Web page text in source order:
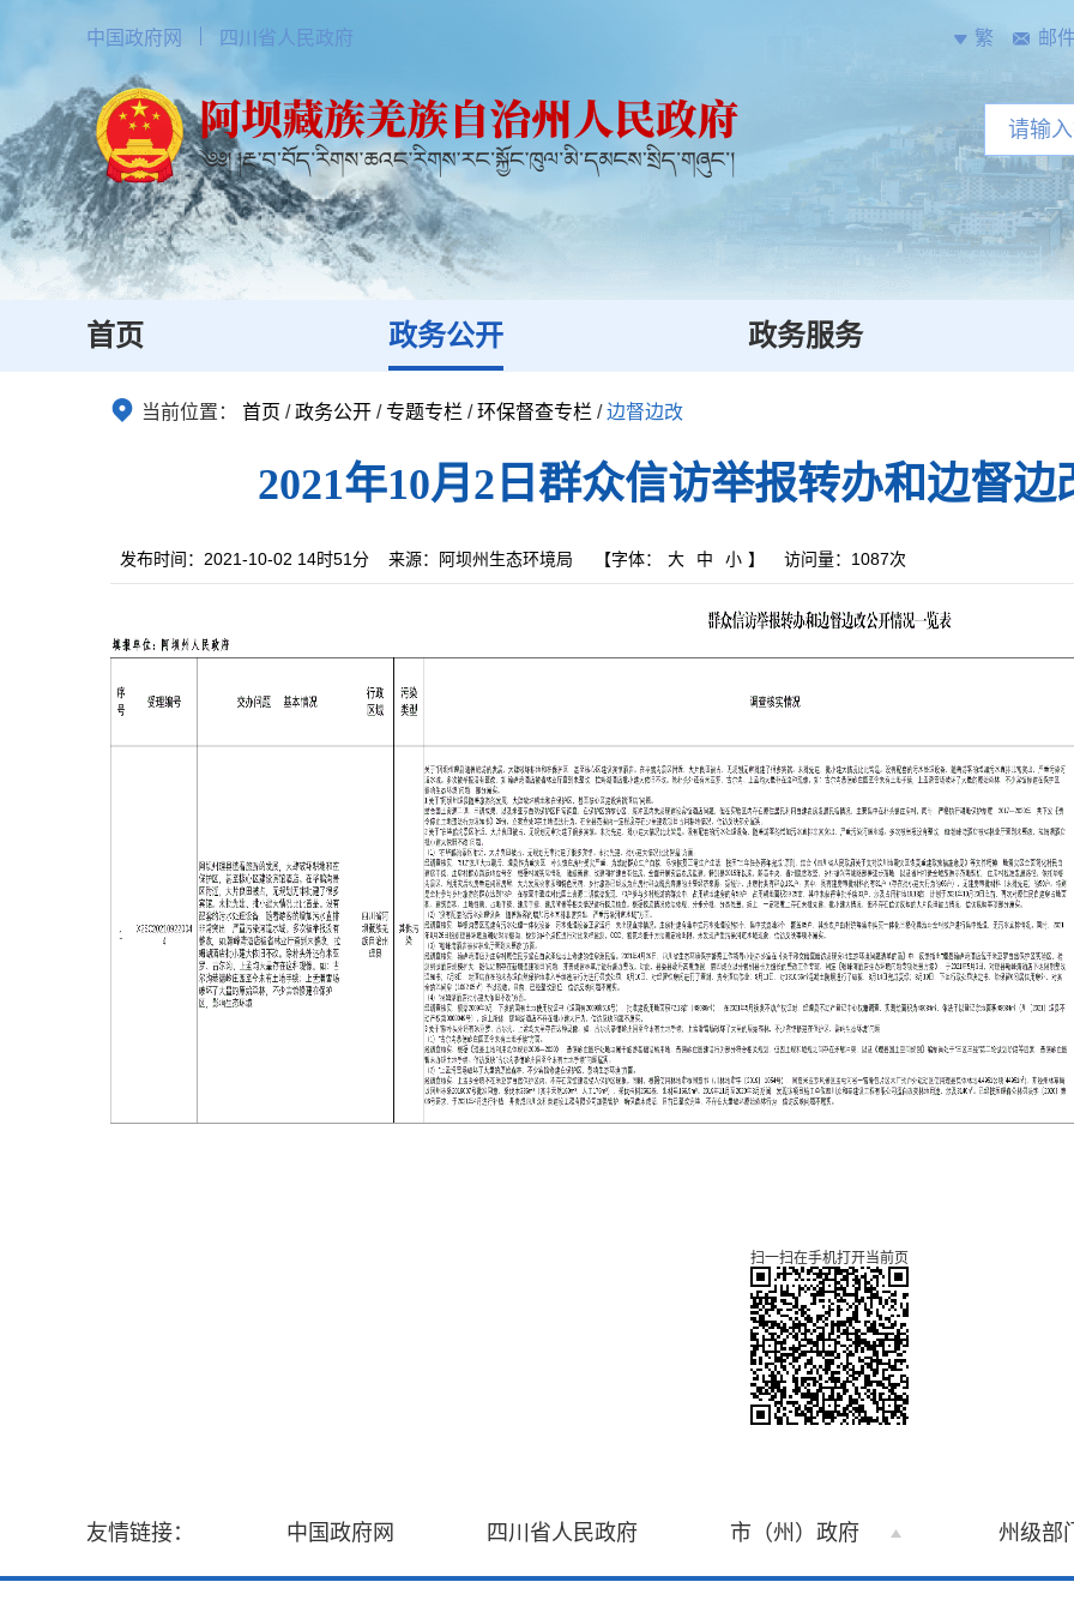
中国政府网 四川省人民政府 繁 邮
首页 政务公开 政务服务
当前位置： 首页 /政务公开 /专题专栏 /环保督查专栏 /边督边改
2021年10月2日群众信访举报转办和边督
发布时间：2021-10-02 14时51分 来源：阿坝州生态环境局 【字体： 大 中 小 】 访问量： 1087次
扫一扫在手机打开当前页
友情链接： 中国政府网 四川省人民政府 市（州）政府 州级部